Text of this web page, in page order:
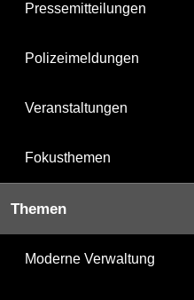
Pressemitteilungen
Polizeimeldungen
Veranstaltungen
Fokusthemen
Themen
Moderne Verwaltung